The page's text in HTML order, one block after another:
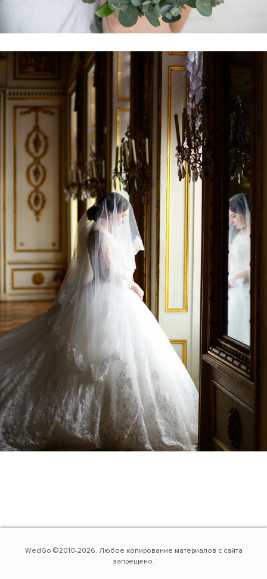
WedGo ©2010-2026. Любое копирование материалов с сайта
запрещено.